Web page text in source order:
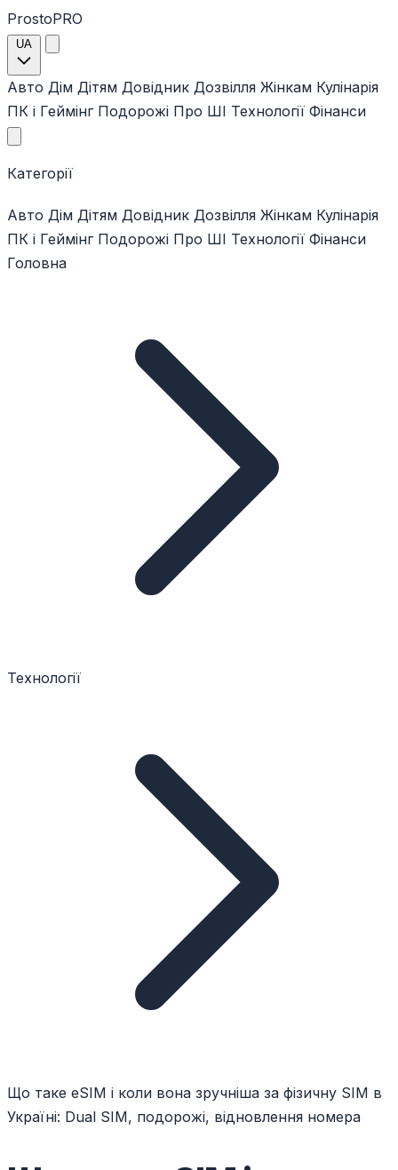
ProstoPRO
UA
Авто Дім Дітям Довідник Дозвілля Жінкам Кулінарія
ПК і Геймінг Подорожі Про ШІ Технології Фінанси
Категорії
Авто Дім Дітям Довідник Дозвілля Жінкам Кулінарія
ПК і Геймінг Подорожі Про ШІ Технології Фінанси
Головна
Технології
Що таке eSIM і коли вона зручніша за фізичну SIM в
Україні: Dual SIM, подорожі, відновлення номера